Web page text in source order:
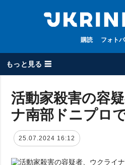
購読 フォト
もっと見る ☰
全てのトピック
被占領地
政治
活動家殺害の容
ナ南部ドニプロ
25.07.2024 16:12